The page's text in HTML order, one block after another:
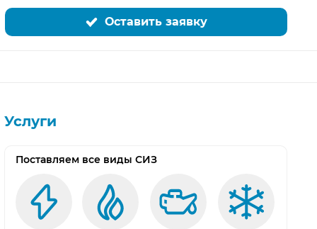
Оставить заявку
Услуги
Поставляем все виды СИЗ